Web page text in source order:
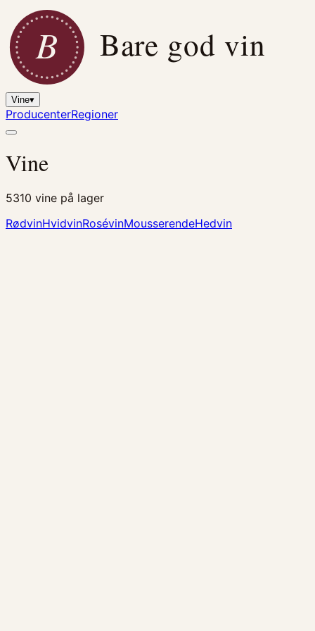
B Bare god vin
Vine▾
ProducenterRegioner
Vine
5310 vine på lager
RødvinHvidvinRosévinMousserendeHedvin